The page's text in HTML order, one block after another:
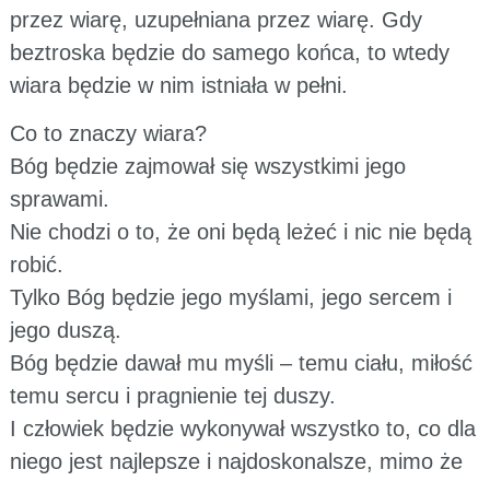
przez wiarę, uzupełniana przez wiarę. Gdy
beztroska będzie do samego końca, to wtedy
wiara będzie w nim istniała w pełni.
Co to znaczy wiara?
Bóg będzie zajmował się wszystkimi jego
sprawami.
Nie chodzi o to, że oni będą leżeć i nic nie będą
robić.
Tylko Bóg będzie jego myślami, jego sercem i
jego duszą.
Bóg będzie dawał mu myśli – temu ciału, miłość
temu sercu i pragnienie tej duszy.
I człowiek będzie wykonywał wszystko to, co dla
niego jest najlepsze i najdoskonalsze, mimo że